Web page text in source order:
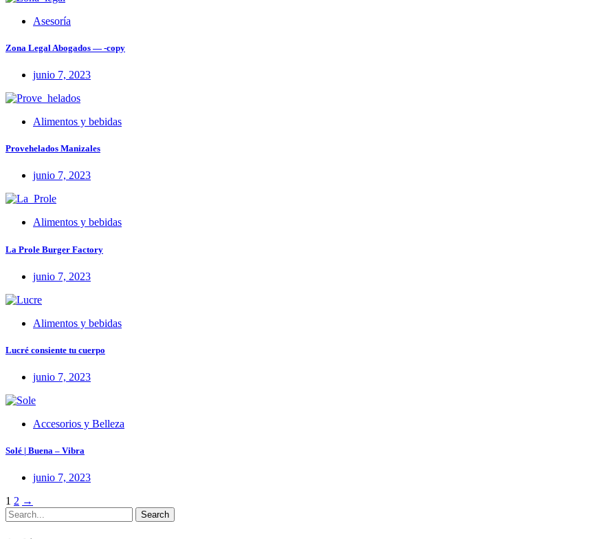
Asesoría
Zona Legal Abogados — -copy
junio 7, 2023
Alimentos y bebidas
Provehelados Manizales
junio 7, 2023
Alimentos y bebidas
La Prole Burger Factory
junio 7, 2023
Alimentos y bebidas
Lucré consiente tu cuerpo
junio 7, 2023
Accesorios y Belleza
Solé | Buena – Vibra
junio 7, 2023
Posts
navigation
1 2 →
Search